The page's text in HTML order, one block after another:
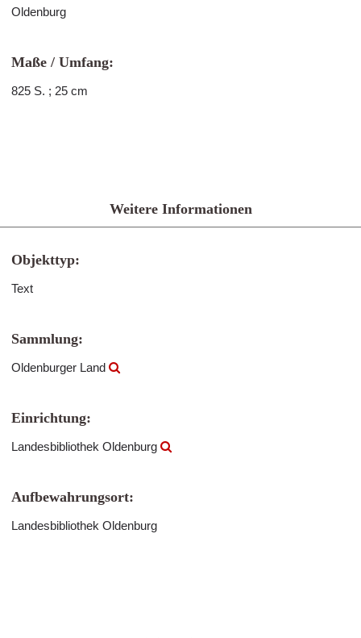
Oldenburg
Maße / Umfang:
825 S. ; 25 cm
Weitere Informationen
Objekttyp:
Text
Sammlung:
Oldenburger Land
Einrichtung:
Landesbibliothek Oldenburg
Aufbewahrungsort:
Landesbibliothek Oldenburg